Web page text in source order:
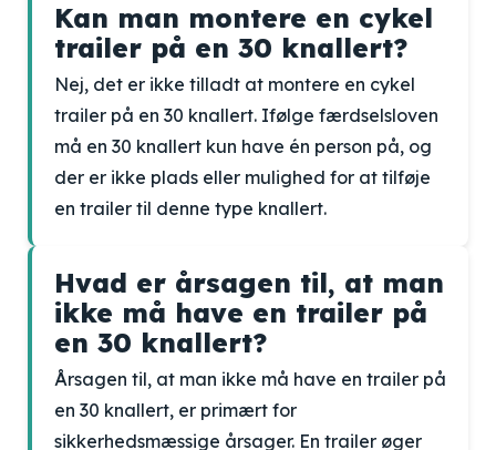
Kan man montere en cykel
trailer på en 30 knallert?
Nej, det er ikke tilladt at montere en cykel
trailer på en 30 knallert. Ifølge færdselsloven
må en 30 knallert kun have én person på, og
der er ikke plads eller mulighed for at tilføje
en trailer til denne type knallert.
Hvad er årsagen til, at man
ikke må have en trailer på
en 30 knallert?
Årsagen til, at man ikke må have en trailer på
en 30 knallert, er primært for
sikkerhedsmæssige årsager. En trailer øger